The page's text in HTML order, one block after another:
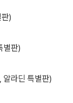
)
별판)
알라딘 특별판)